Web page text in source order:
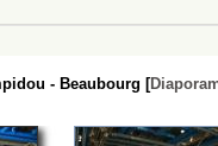
- Beaubourg [